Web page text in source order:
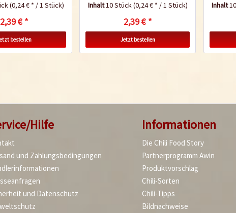
(0,24 € * / 1 Stück)
2,39 € *
bestellen
Inhalt10 Stück(0,24 € * / 1 Stück)
2,39 € *
Jetzt bestellen
Inhalt
Hilfe
und Zahlungsbedingungen
und Datenschutz
Informationen
Die Chili Food Story
Partnerprogramm Awin
Produktvorschlag
Chili-Sorten
Chili-Tipps
Bildnachweise